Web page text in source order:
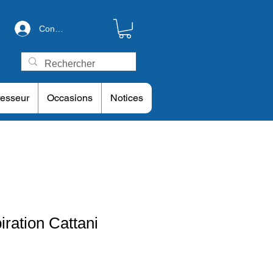
Connexion
Occasions Notices
Cattani